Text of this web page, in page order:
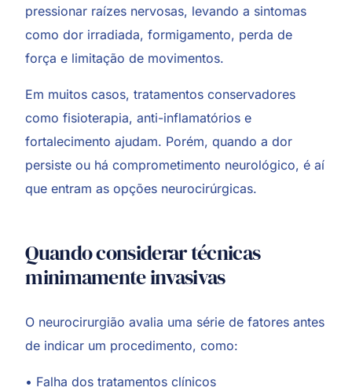
pressionar raízes nervosas, levando a sintomas
como dor irradiada, formigamento, perda de
força e limitação de movimentos.
Em muitos casos, tratamentos conservadores
como fisioterapia, anti-inflamatórios e
fortalecimento ajudam. Porém, quando a dor
persiste ou há comprometimento neurológico, é aí
que entram as opções neurocirúrgicas.
Quando considerar técnicas
minimamente invasivas
O neurocirurgião avalia uma série de fatores antes
de indicar um procedimento, como:
• Falha dos tratamentos clínicos